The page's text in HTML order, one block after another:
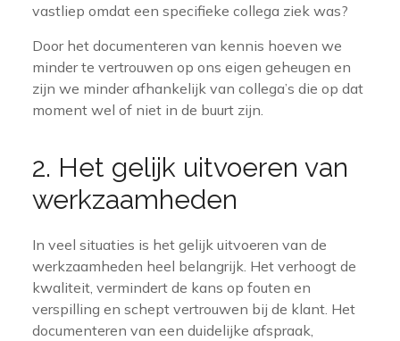
vastliep omdat een specifieke collega ziek was?
Door het documenteren van kennis hoeven we
minder te vertrouwen op ons eigen geheugen en
zijn we minder afhankelijk van collega’s die op dat
moment wel of niet in de buurt zijn.
2. Het gelijk uitvoeren van
werkzaamheden
In veel situaties is het gelijk uitvoeren van de
werkzaamheden heel belangrijk. Het verhoogt de
kwaliteit, vermindert de kans op fouten en
verspilling en schept vertrouwen bij de klant. Het
documenteren van een duidelijke afspraak,